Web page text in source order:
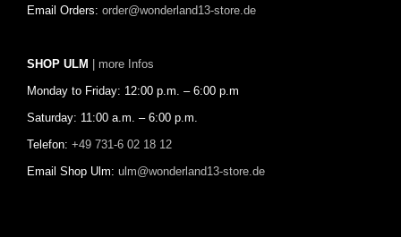
Email Orders: order@wonderland13-store.de
SHOP ULM | more Infos
Monday to Friday: 12:00 p.m. – 6:00 p.m
Saturday: 11:00 a.m. – 6:00 p.m.
Telefon: +49 731-6 02 18 12
Email Shop Ulm: ulm@wonderland13-store.de